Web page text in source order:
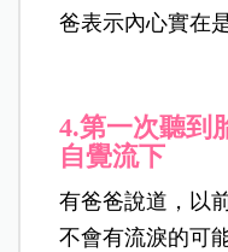
爸表示內心實在
4.第一次聽到
自覺流下
有爸爸說道，以
不會有流淚的可